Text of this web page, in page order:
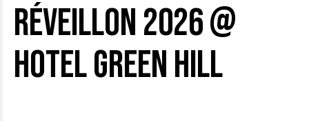
Réveillon 2026 @
Hotel Green Hill